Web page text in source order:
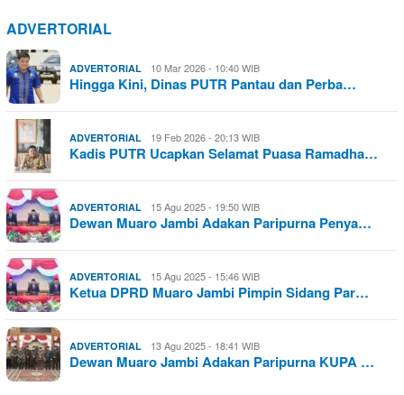
ADVERTORIAL
ADVERTORIAL 10 Mar 2026 - 10:40 WIB
Hingga Kini, Dinas PUTR Pantau dan Perba…
ADVERTORIAL 19 Feb 2026 - 20:13 WIB
Kadis PUTR Ucapkan Selamat Puasa Ramadha…
ADVERTORIAL 15 Agu 2025 - 19:50 WIB
Dewan Muaro Jambi Adakan Paripurna Penya…
ADVERTORIAL 15 Agu 2025 - 15:46 WIB
Ketua DPRD Muaro Jambi Pimpin Sidang Par…
ADVERTORIAL 13 Agu 2025 - 18:41 WIB
Dewan Muaro Jambi Adakan Paripurna KUPA …